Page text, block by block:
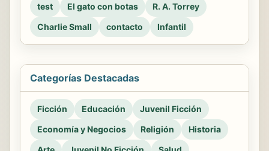
test El gato con botas
R. A. Torrey
Charlie Small
contacto Infantil
Categorías Destacadas
Ficción Educación
Juvenil Ficción
Economía y Negocios
Religión
Historia